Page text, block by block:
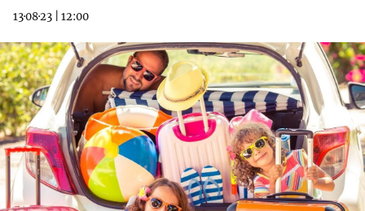
13·08·23
12:00